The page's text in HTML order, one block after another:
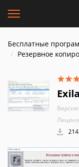
Бесплатные
Резервное
Версия: